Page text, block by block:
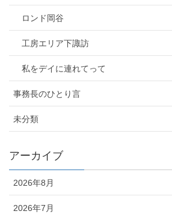
ロンド岡谷
工房エリア下諏訪
私をデイに連れてって
事務長のひとり言
未分類
アーカイブ
2026年8月
2026年7月